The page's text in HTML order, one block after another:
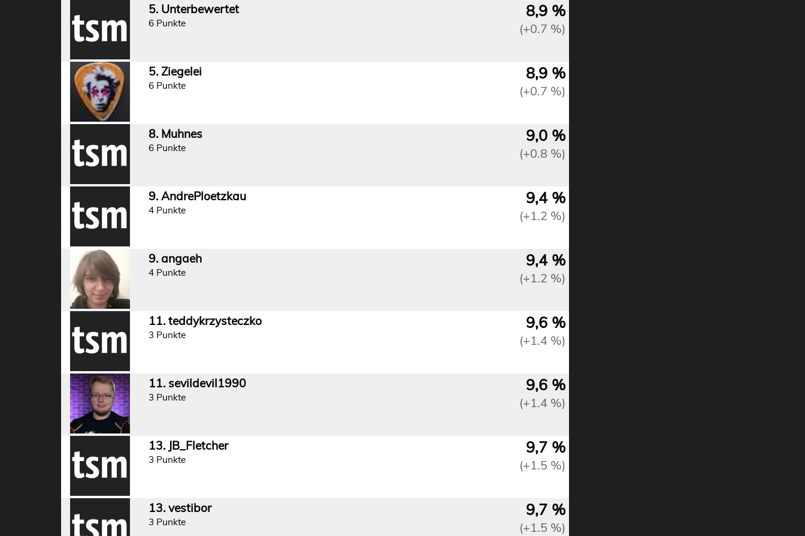
5. Unterbewertet
6 Punkte
8,9 %
(+0.7 %)
5. Ziegelei
6 Punkte
8,9 %
(+0.7 %)
8. Muhnes
6 Punkte
9,0 %
(+0.8 %)
9. AndrePloetzkau
4 Punkte
9,4 %
(+1.2 %)
9. angaeh
4 Punkte
9,4 %
(+1.2 %)
11. teddykrzysteczko
3 Punkte
9,6 %
(+1.4 %)
11. sevildevil1990
3 Punkte
9,6 %
(+1.4 %)
13. JB_Fletcher
3 Punkte
9,7 %
(+1.5 %)
13. vestibor
3 Punkte
9,7 %
(+1.5 %)